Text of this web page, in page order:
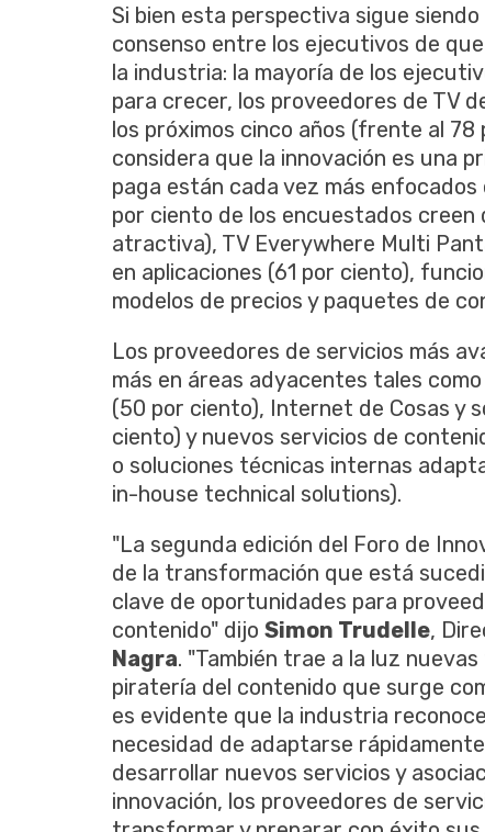
Si bien esta perspectiva sigue
consenso entre los ejecutivos de
la industria: la mayoría de los
para crecer, los proveedores de TV
los próximos cinco años (frente al
considera que la innovación es una
paga están cada vez más
por ciento de los encuestados
atractiva), TV Everywhere Multi
en aplicaciones (61 por ciento),
modelos de precios y paquetes de
Los proveedores de servicios más
más en áreas adyacentes tales
(50 por ciento), Internet de Cosas y
ciento) y nuevos servicios de
o soluciones técnicas internas
in-house technical solutions).
"La segunda edición del Foro de
de la transformación que está
clave de oportunidades para
contenido" dijo Simon Trudelle,
Nagra. "También trae a la luz
piratería del contenido que surge
es evidente que la industria
necesidad de adaptarse
desarrollar nuevos servicios y
innovación, los proveedores de